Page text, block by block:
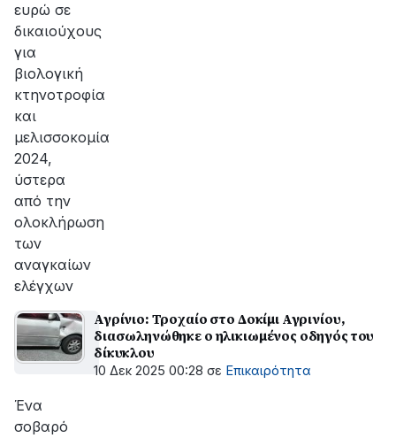
ευρώ σε
δικαιούχους
για
βιολογική
κτηνοτροφία
και
μελισσοκομία
2024,
ύστερα
από την
ολοκλήρωση
των
αναγκαίων
ελέγχων
Αγρίνιο: Τροχαίο στο Δοκίμι Αγρινίου,
διασωληνώθηκε ο ηλικιωμένος οδηγός του
δίκυκλου
10 Δεκ 2025 00:28 σε Επικαιρότητα
Ένα
σοβαρό